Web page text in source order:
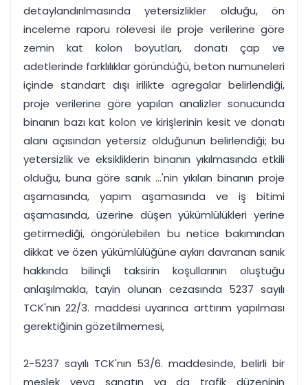
detaylandırılmasında yetersizlikler olduğu, ön
inceleme raporu rölevesi ile proje verilerine göre
zemin kat kolon boyutları, donatı çap ve
adetlerinde farklılıklar göründüğü, beton numuneleri
içinde standart dışı irilikte agregalar belirlendiği,
proje verilerine göre yapılan analizler sonucunda
binanın bazı kat kolon ve kirişlerinin kesit ve donatı
alanı açısından yetersiz olduğunun belirlendiği; bu
yetersizlik ve eksikliklerin binanın yıkılmasında etkili
olduğu, buna göre sanık ...'nin yıkılan binanın proje
aşamasında, yapım aşamasında ve iş bitimi
aşamasında, üzerine düşen yükümlülükleri yerine
getirmediği, öngörülebilen bu netice bakımından
dikkat ve özen yükümlülüğüne aykırı davranan sanık
hakkında bilinçli taksirin koşullarının oluştuğu
anlaşılmakla, tayin olunan cezasında 5237 sayılı
TCK'nın 22/3. maddesi uyarınca arttırım yapılması
gerektiğinin gözetilmemesi,
2-5237 sayılı TCK'nın 53/6. maddesinde, belirli bir
meslek veya sanatın ya da trafik düzeninin